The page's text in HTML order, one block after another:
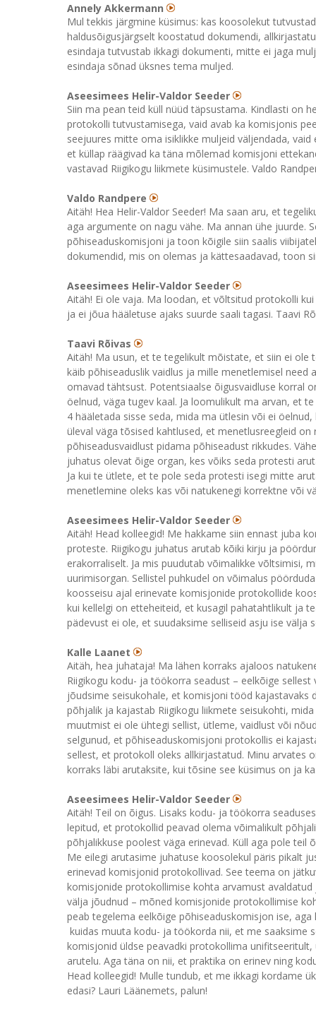
Annely Akkermann
Mul tekkis järgmine küsimus: kas koosolekut
haldusõigusjärgselt koostatud dokumendi,
esindaja tutvustab ikkagi dokumenti, mitte ei jaga
esindaja sõnad üksnes tema muljed.
Aseesimees Helir-Valdor Seeder
Siin ma pean teid küll nüüd täpsustama. Kindlasti on
protokolli tutvustamisega, vaid avab ka komisjonis
seejuures mitte oma isiklikke muljeid väljendada,
et küllap räägivad ka täna mõlemad komisjoni
vastavad Riigikogu liikmete küsimustele. Valdo
Valdo Randpere
Aitäh! Hea Helir-Valdor Seeder! Ma saan aru, et
aga argumente on nagu vähe. Ma annan ühe juurde.
põhiseaduskomisjoni ja toon kõigile siin saalis
dokumendid, mis on olemas ja kättesaadavad, toon
Aseesimees Helir-Valdor Seeder
Aitäh! Ei ole vaja. Ma loodan, et võltsitud protokolli
ja ei jõua hääletuse ajaks suurde saali tagasi. Taavi
Taavi Rõivas
Aitäh! Ma usun, et te tegelikult mõistate, et siin ei
käib põhiseaduslik vaidlus ja mille menetlemisel
omavad tähtsust. Potentsiaalse õigusvaidluse korral
öelnud, väga tugev kaal. Ja loomulikult ma arvan, et
4 hääletada sisse seda, mida ma ütlesin või ei
üleval väga tõsised kahtlused, et menetlusreegleid
põhiseadusvaidlust pidama põhiseadust rikkudes.
juhatus olevat õige organ, kes võiks seda protesti
Ja kui te ütlete, et te pole seda protesti isegi mitte
menetlemine oleks kas või natukenegi korrektne või
Aseesimees Helir-Valdor Seeder
Aitäh! Head kolleegid! Me hakkame siin ennast juba
proteste. Riigikogu juhatus arutab kõiki kirju ja
erakorraliselt. Ja mis puudutab võimalikke võltsimisi,
uurimisorgan. Sellistel puhkudel on võimalus
koosseisu ajal erinevate komisjonide protokollide
kui kellelgi on etteheiteid, et kusagil pahatahtlikult ja
pädevust ei ole, et suudaksime selliseid asju ise välja
Kalle Laanet
Aitäh, hea juhataja! Ma lähen korraks ajaloos
Riigikogu kodu- ja töökorra seadust – eelkõige
jõudsime seisukohale, et komisjoni tööd
põhjalik ja kajastab Riigikogu liikmete seisukohti,
muutmist ei ole ühtegi sellist, ütleme, vaidlust või
selgunud, et põhiseaduskomisjoni protokollis ei
sellest, et protokoll oleks allkirjastatud. Minu arvates
korraks läbi arutaksite, kui tõsine see küsimus on ja
Aseesimees Helir-Valdor Seeder
Aitäh! Teil on õigus. Lisaks kodu- ja töökorra
lepitud, et protokollid peavad olema võimalikult
põhjalikkuse poolest väga erinevad. Küll aga pole teil
Me eilegi arutasime juhatuse koosolekul päris pikalt
erinevad komisjonid protokollivad. See teema on
komisjonide protokollimise kohta arvamust
välja jõudnud – mõned komisjonide protokollimise
peab tegelema eelkõige põhiseaduskomisjon ise,
kuidas muuta kodu- ja töökorda nii, et me saaksime
komisjonid üldse peavadki protokollima
arutelu. Aga täna on nii, et praktika on erinev ning
Head kolleegid! Mulle tundub, et me ikkagi kordame
edasi? Lauri Läänemets, palun!